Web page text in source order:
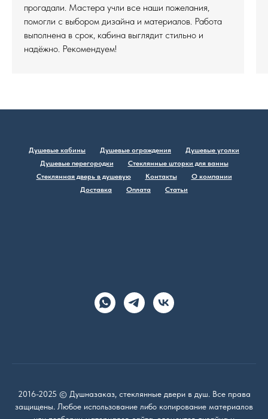
прогадали. Мастера учли все наши пожелания,
помогли с выбором дизайна и материалов. Работа
выполнена в срок, кабина выглядит стильно и
надёжно. Рекомендуем!
Душевые кабины Душевые ограждения
Душевые уголки
Душевые перегородки
Стеклянные шторки для ванны
Стеклянная дверь в душевую
Контакты
О компании
Доставка
Оплата Статьи
2016-2025 © Душназаказ, стеклянные двери в душ. Все права
защищены. Любое использование либо копирование материалов